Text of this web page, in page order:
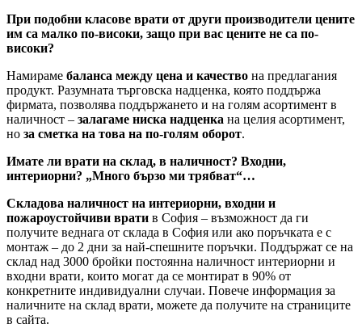
При подобни класове врати от други производители цените
им са малко по-високи, защо при вас цените не са по-
високи?
Намираме баланса между цена и качество на предлагания
продукт. Разумната търговска надценка, която поддържа
фирмата, позволява поддържането и на голям асортимент в
наличност – залагаме ниска надценка на целия асортимент,
но за сметка на това на по-голям оборот.
Имате ли врати на склад, в наличност? Входни,
интериорни? „Много бързо ми трябват“…
Складова наличност на интериорни, входни и
пожароустойчиви врати в София – възможност да ги
получите веднага от склада в София или ако поръчката е с
монтаж – до 2 дни за най-спешните поръчки. Поддържат се на
склад над 3000 бройки постоянна наличност интериорни и
входни врати, които могат да се монтират в 90% от
конкретните индивидуални случаи. Повече информация за
наличните на склад врати, можете да получите на страниците
в сайта.